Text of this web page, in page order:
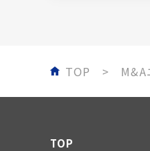
TOP M&A
TOP